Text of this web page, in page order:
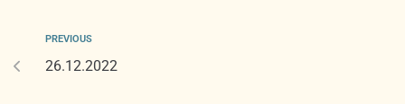
PREVIOUS
26.12.2022